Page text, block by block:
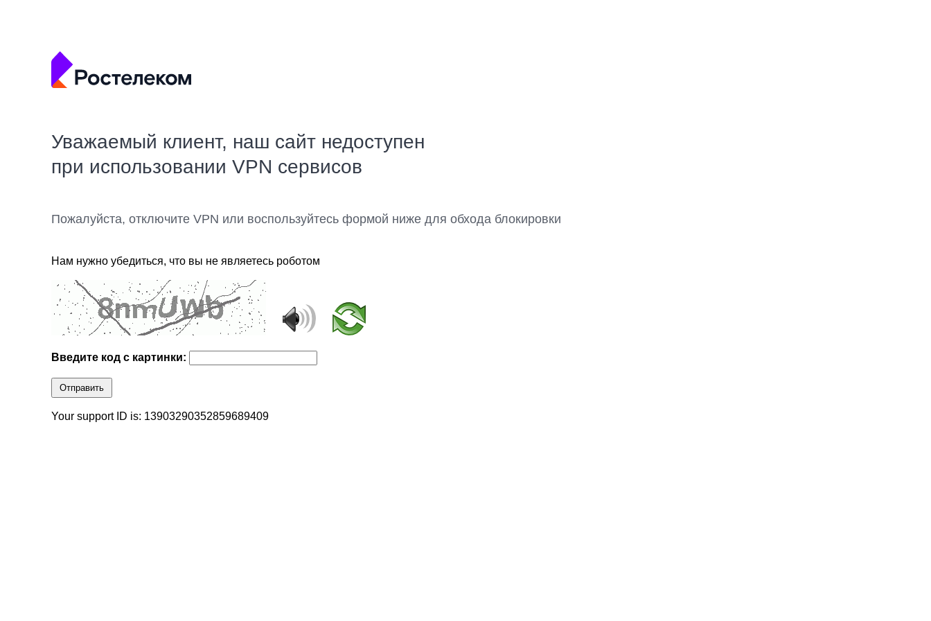
Уважаемый клиент, наш сайт недоступен
при использовании VPN сервисов
Пожалуйста, отключите VPN или воспользуйтесь формой ниже для обхода блокировки
Нам нужно убедиться, что вы не являетесь роботом
Введите код с картинки:
Отправить
Your support ID is: 13903290352859689409